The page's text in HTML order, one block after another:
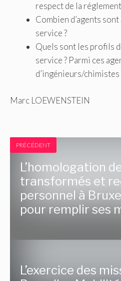
respect de la
Combien d’agents
service ?
Quels sont les profils
service ? Parmi ces
d’ingénieurs/chimistes
Marc LOEWENSTEIN
PRÉCÉDENT
L’homologation
transformés et
personnel à
pour remplir ses
L’exercice des